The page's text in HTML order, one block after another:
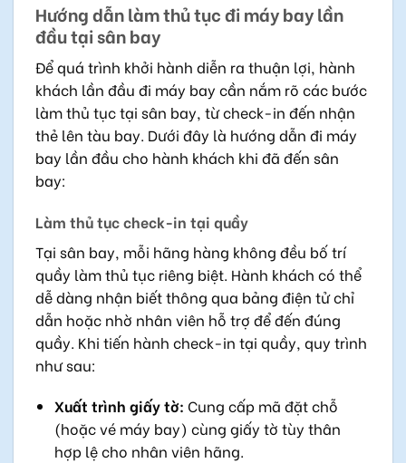
Hướng dẫn làm thủ tục đi máy bay lần
đầu tại sân bay
Để quá trình khởi hành diễn ra thuận lợi, hành
khách lần đầu đi máy bay cần nắm rõ các bước
làm thủ tục tại sân bay, từ check-in đến nhận
thẻ lên tàu bay. Dưới đây là hướng dẫn đi máy
bay lần đầu cho hành khách khi đã đến sân
bay:
Làm thủ tục check-in tại quầy
Tại sân bay, mỗi hãng hàng không đều bố trí
quầy làm thủ tục riêng biệt. Hành khách có thể
dễ dàng nhận biết thông qua bảng điện tử chỉ
dẫn hoặc nhờ nhân viên hỗ trợ để đến đúng
quầy. Khi tiến hành check-in tại quầy, quy trình
như sau:
Xuất trình giấy tờ: Cung cấp mã đặt chỗ
(hoặc vé máy bay) cùng giấy tờ tùy thân
hợp lệ cho nhân viên hãng.